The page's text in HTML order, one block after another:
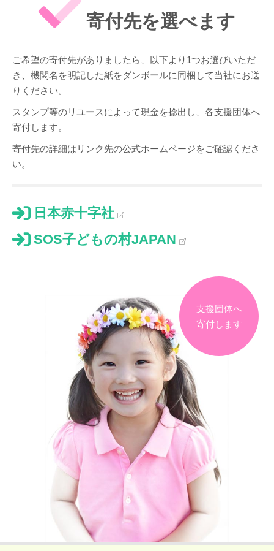
寄付先を選べます
ご希望の寄付先がありましたら、以下より1つお選びいただ
き、機関名を明記した紙をダンボールに同梱して当社にお送
りください。
スタンプ等のリユースによって現金を捻出し、各支援団体へ
寄付します。
寄付先の詳細はリンク先の公式ホームページをご確認くださ
い。
日本赤十字社
SOS子どもの村JAPAN
支援団体へ
寄付します